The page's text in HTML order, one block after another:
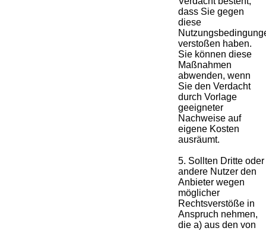
dass Sie gegen
diese
verstoßen haben.
Sie können diese
Maßnahmen
abwenden, wenn
Sie den Verdacht
durch Vorlage
geeigneter
Nachweise auf
eigene Kosten
ausräumt.
5. Sollten Dritte oder
andere Nutzer den
Anbieter wegen
möglicher
Rechtsverstöße in
Anspruch nehmen,
die a) aus den von